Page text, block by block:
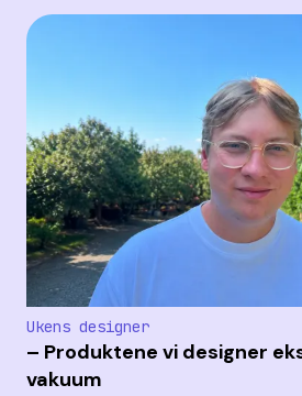
Ukens designer
– Produktene vi designer
vakuum